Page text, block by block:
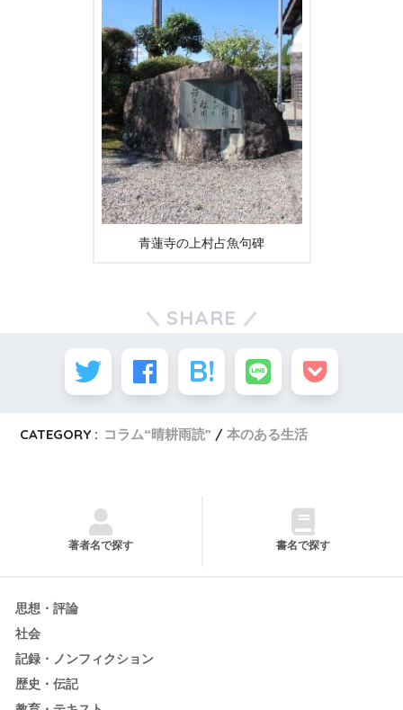
青蓮寺の上村占魚句碑
SHARE
CATEGORY : コラム“晴耕雨読” 本のある生活
著者名で探す 書名で探す
思想・評論
社会
記録・ノンフィクション
歴史・伝記